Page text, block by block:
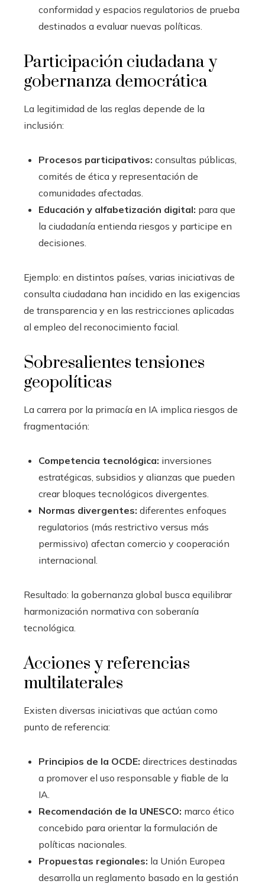
conformidad y espacios regulatorios de prueba
destinados a evaluar nuevas políticas.
Participación ciudadana y
gobernanza democrática
La legitimidad de las reglas depende de la
inclusión:
Procesos participativos: consultas públicas,
comités de ética y representación de
comunidades afectadas.
Educación y alfabetización digital: para que
la ciudadanía entienda riesgos y participe en
decisiones.
Ejemplo: en distintos países, varias iniciativas de
consulta ciudadana han incidido en las exigencias
de transparencia y en las restricciones aplicadas
al empleo del reconocimiento facial.
Sobresalientes tensiones
geopolíticas
La carrera por la primacía en IA implica riesgos de
fragmentación:
Competencia tecnológica: inversiones
estratégicas, subsidios y alianzas que pueden
crear bloques tecnológicos divergentes.
Normas divergentes: diferentes enfoques
regulatorios (más restrictivo versus más
permissivo) afectan comercio y cooperación
internacional.
Resultado: la gobernanza global busca equilibrar
harmonización normativa con soberanía
tecnológica.
Acciones y referencias
multilaterales
Existen diversas iniciativas que actúan como
punto de referencia:
Principios de la OCDE: directrices destinadas
a promover el uso responsable y fiable de la
IA.
Recomendación de la UNESCO: marco ético
concebido para orientar la formulación de
políticas nacionales.
Propuestas regionales: la Unión Europea
desarrolla un reglamento basado en la gestión